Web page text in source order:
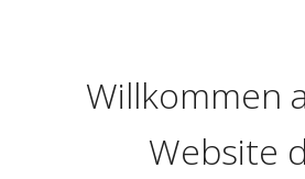
Willkommen
Website